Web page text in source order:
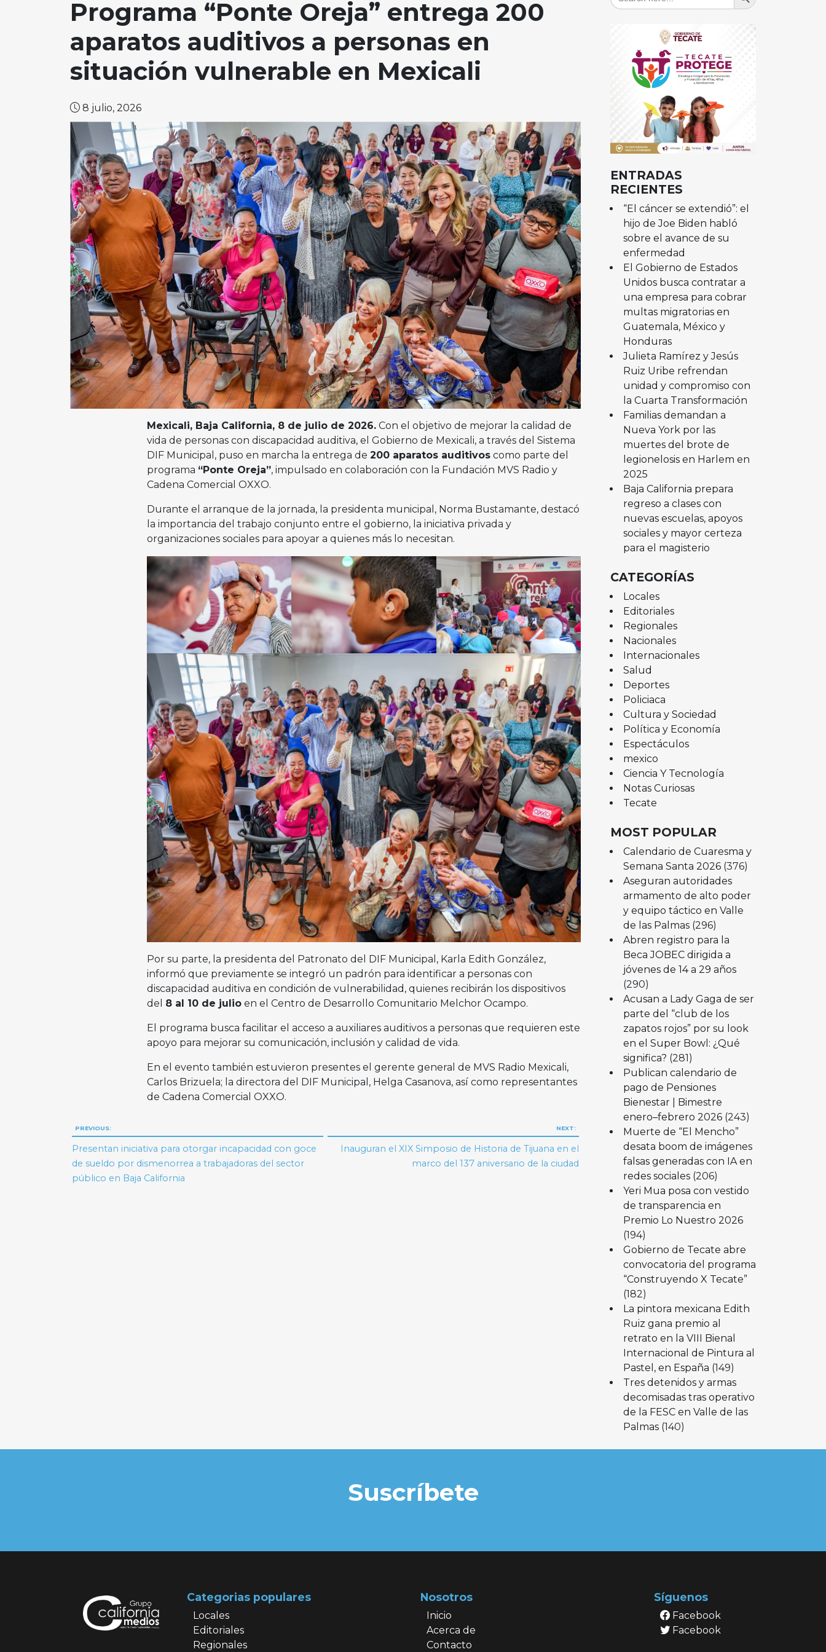
Programa “Ponte Oreja” entrega 200
aparatos auditivos a personas en
situación vulnerable en Mexicali
8 julio, 2026
Mexicali, Baja California, 8 de julio de 2026.Con el objetivo de mejorar la calidad de
vida de personas con discapacidad auditiva, el Gobierno de Mexicali, a través del Sistema
DIF Municipal, puso en marcha la entrega de 200 aparatos auditivoscomo parte del
programa “Ponte Oreja”, impulsado en colaboración con la Fundación MVS Radio y
Cadena Comercial OXXO.
Durante el arranque de la jornada, la presidenta municipal, Norma Bustamante, destacó
la importancia del trabajo conjunto entre el gobierno, la iniciativa privada y
organizaciones sociales para apoyar a quienes más lo necesitan.
Por su parte, la presidenta del Patronato del DIF Municipal, Karla Edith González,
informó que previamente se integró un padrón para identificar a personas con
discapacidad auditiva en condición de vulnerabilidad, quienes recibirán los dispositivos
del 8 al 10 de julioen el Centro de Desarrollo Comunitario Melchor Ocampo.
El programa busca facilitar el acceso a auxiliares auditivos a personas que requieren este
apoyo para mejorar su comunicación, inclusión y calidad de vida.
En el evento también estuvieron presentes el gerente general de MVS Radio Mexicali,
Carlos Brizuela; la directora del DIF Municipal, Helga Casanova, así como representantes
de Cadena Comercial OXXO.
Navegación
de
entradas
PREVIOUS:
Presentan iniciativa para otorgar incapacidad con goce
de sueldo por dismenorrea a trabajadoras del sector
público en Baja California
NEXT:
Inauguran el XIX Simposio de Historia de Tijuana en el
marco del 137 aniversario de la ciudad
ENTRADAS
RECIENTES
“El cáncer se extendió”: el
hijo de Joe Biden habló
sobre el avance de su
enfermedad
El Gobierno de Estados
Unidos busca contratar a
una empresa para cobrar
multas migratorias en
Guatemala, México y
Honduras
Julieta Ramírez y Jesús
Ruiz Uribe refrendan
unidad y compromiso con
la Cuarta Transformación
Familias demandan a
Nueva York por las
muertes del brote de
legionelosis en Harlem en
2025
Baja California prepara
regreso a clases con
nuevas escuelas, apoyos
sociales y mayor certeza
para el magisterio
CATEGORÍAS
Locales
Editoriales
Regionales
Nacionales
Internacionales
Salud
Deportes
Policiaca
Cultura y Sociedad
Política y Economía
Espectáculos
mexico
Ciencia Y Tecnología
Notas Curiosas
Tecate
MOST POPULAR
Calendario de Cuaresma y
Semana Santa 2026 (376)
Aseguran autoridades
armamento de alto poder
y equipo táctico en Valle
de las Palmas (296)
Abren registro para la
Beca JOBEC dirigida a
jóvenes de 14 a 29 años
(290)
Acusan a Lady Gaga de ser
parte del “club de los
zapatos rojos” por su look
en el Super Bowl: ¿Qué
significa? (281)
Publican calendario de
pago de Pensiones
Bienestar | Bimestre
enero–febrero 2026 (243)
Muerte de “El Mencho”
desata boom de imágenes
falsas generadas con IA en
redes sociales (206)
Yeri Mua posa con vestido
de transparencia en
Premio Lo Nuestro 2026
(194)
Gobierno de Tecate abre
convocatoria del programa
“Construyendo X Tecate”
(182)
La pintora mexicana Edith
Ruiz gana premio al
retrato en la VIII Bienal
Internacional de Pintura al
Pastel, en España (149)
Tres detenidos y armas
decomisadas tras operativo
de la FESC en Valle de las
Palmas (140)
Suscríbete
Categorias populares
Locales
Editoriales
Regionales
Nosotros
Inicio
Acerca de
Contacto
Síguenos
Facebook
Facebook